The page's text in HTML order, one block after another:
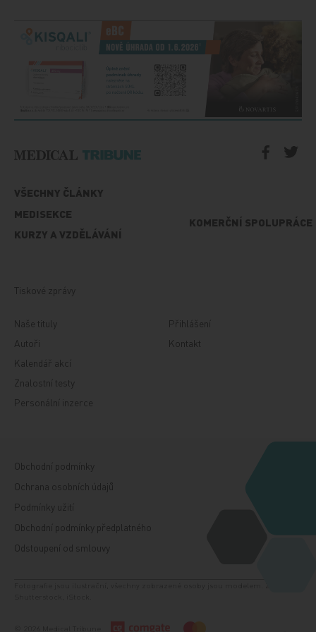
VŠECHNY ČLÁNKY
MEDISEKCE
KURZY A VZDĚLÁVÁNÍ
KOMERČNÍ SPOLUPRÁCE
Tiskové zprávy
Naše tituly
Autoři
Kalendář akcí
Znalostní testy
Personální inzerce
Přihlášení
Kontakt
Obchodní podmínky
Ochrana osobních údajů
Podmínky užití
Obchodní podmínky předplatného
Odstoupení od smlouvy